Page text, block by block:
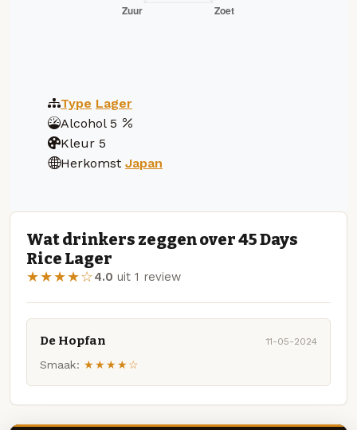
Type Lager
Alcohol 5
Kleur 5
Herkomst Japan
Wat drinkers zeggen over 45 Days
Rice Lager
★★★★☆4.0 uit 1 review
De Hopfan 11-05-2024
Smaak: ★★★★☆